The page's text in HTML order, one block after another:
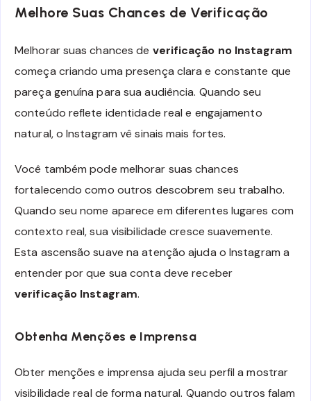
Melhore Suas Chances de Verificação
Melhorar suas chances de verificação no Instagram
começa criando uma presença clara e constante que
pareça genuína para sua audiência. Quando seu
conteúdo reflete identidade real e engajamento
natural, o Instagram vê sinais mais fortes.
Você também pode melhorar suas chances
fortalecendo como outros descobrem seu trabalho.
Quando seu nome aparece em diferentes lugares com
contexto real, sua visibilidade cresce suavemente.
Esta ascensão suave na atenção ajuda o Instagram a
entender por que sua conta deve receber
verificação Instagram.
Obtenha Menções e Imprensa
Obter menções e imprensa ajuda seu perfil a mostrar
visibilidade real de forma natural. Quando outros falam